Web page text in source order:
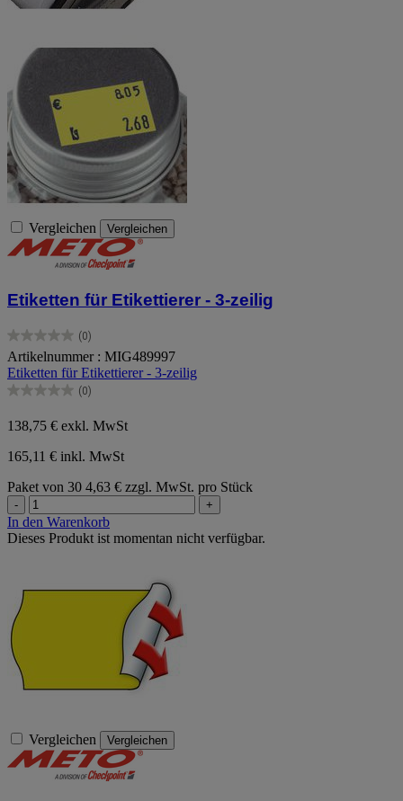
Vergleichen Vergleichen
Etiketten für Etikettierer - 3-zeilig
(0)
0.0
von
5
Sternen.
Artikelnummer : MIG489997
Etiketten für Etikettierer - 3-zeilig
(0)
0.0
5
138,75 € exkl. MwSt
165,11 € inkl. MwSt
Paket von 30 4,63 € zzgl. MwSt. pro Stück
- +
In den Warenkorb
Dieses Produkt ist momentan nicht verfügbar.
Vergleichen Vergleichen